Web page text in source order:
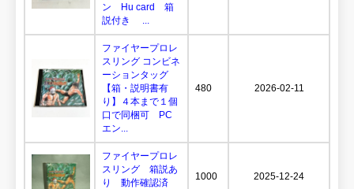
ン Hu card 箱
説付き ...
ファイヤープロレ
スリング コンビネ
ーションタッグ
【箱・説明書有
り】４本まで１個
口で同梱可 PC
エン...
480 2026-02-11
ファイヤープロレ
スリング 箱説あ
り 動作確認済
1000 2025-12-24